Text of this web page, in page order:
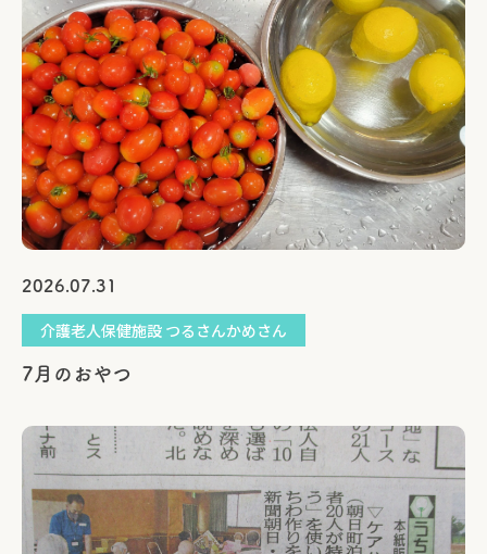
2026.07.31
介護老人保健施設 つるさんかめさん
7月のおやつ